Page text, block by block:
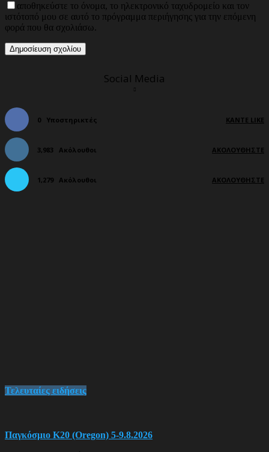
αποθηκεύστε το όνομα, το ηλεκτρονικό ταχυδρομείο και τον
ιστότοπό μου σε αυτό το πρόγραμμα περιήγησης για την επόμενη
φορά που θα σχολιάσω.
Social Media
0 Υποστηρικτές ΚΆΝΤΕ LIKE
3,983 Ακόλουθοι ΑΚΟΛΟΥΘΉΣΤΕ
1,279 Ακόλουθοι ΑΚΟΛΟΥΘΉΣΤΕ
Τελευταίες ειδήσεις
Παγκόσμιο Κ20 (Oregon) 5-9.8.2026